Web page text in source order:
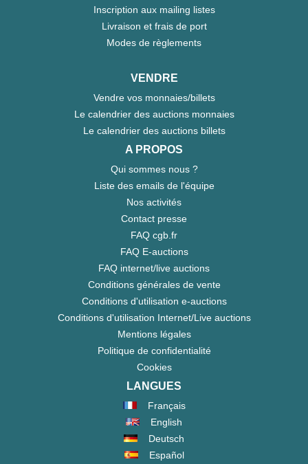
Inscription aux mailing listes
Livraison et frais de port
Modes de règlements
VENDRE
Vendre vos monnaies/billets
Le calendrier des auctions monnaies
Le calendrier des auctions billets
A PROPOS
Qui sommes nous ?
Liste des emails de l'équipe
Nos activités
Contact presse
FAQ cgb.fr
FAQ E-auctions
FAQ internet/live auctions
Conditions générales de vente
Conditions d'utilisation e-auctions
Conditions d'utilisation Internet/Live auctions
Mentions légales
Politique de confidentialité
Cookies
LANGUES
Français
English
Deutsch
Español